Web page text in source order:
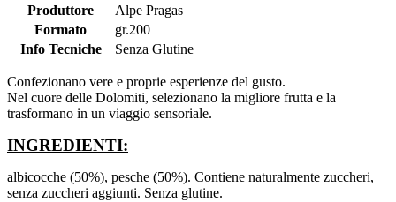
Produttore
Alpe Pragas
Formato
gr.200
Info Tecniche
Senza Glutine
Confezionano vere e proprie esperienze del gusto.
Nel cuore delle Dolomiti, selezionano la migliore frutta e la
trasformano in un viaggio sensoriale.
INGREDIENTI:
albicocche (50%), pesche (50%). Contiene naturalmente zuccheri,
senza zuccheri aggiunti. Senza glutine.